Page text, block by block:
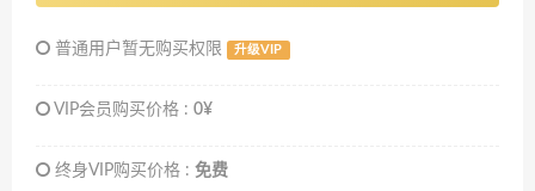
普通用户暂无购买权限 升级VIP
VIP会员购买价格 : 0¥
终身VIP购买价格 : 免费